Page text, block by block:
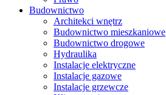
Budownictwo
Architekci wnętrz
Budownictwo mieszkaniowe
Budownictwo drogowe
Hydraulika
Instalacje elektryczne
Instalacje gazowe
Instalacje grzewcze